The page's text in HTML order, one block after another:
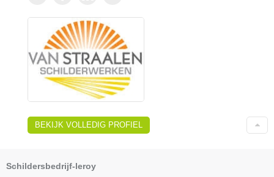
BEKIJK VOLLEDIG PROFIEL
Schildersbedrijf-leroy